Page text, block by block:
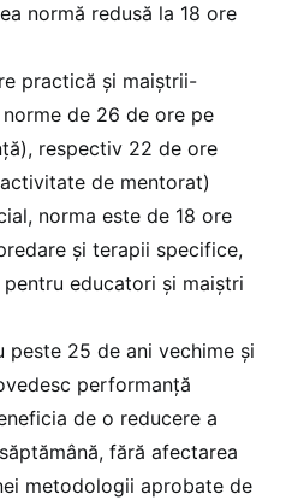
normă redusă la 18 ore
practică și maiștrii-
de 26 de ore pe
respectiv 22 de ore
de mentorat)
norma este de 18 ore
și terapii specifice,
educatori și maiștri
peste 25 de ani vechime și
performanță
de o reducere a
fără afectarea
metodologii aprobate de